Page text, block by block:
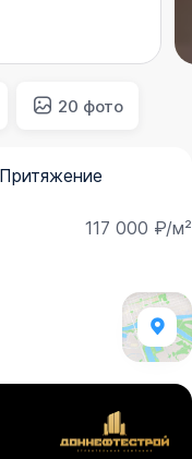
20 фото
117 000 ₽/м²